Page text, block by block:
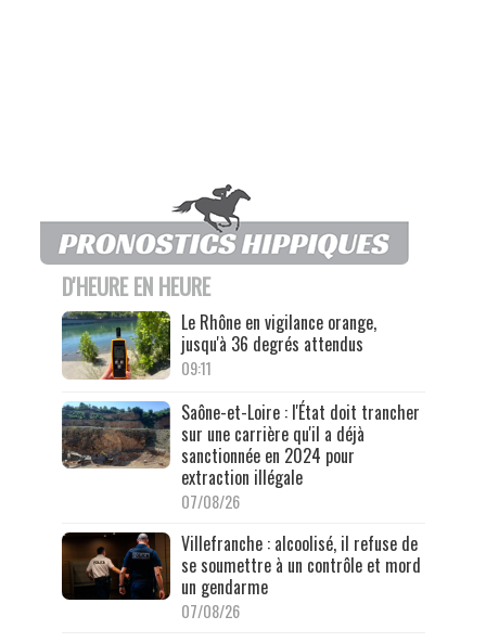
D'HEURE EN HEURE
Le Rhône en vigilance orange,
jusqu'à 36 degrés attendus
09:11
Saône-et-Loire : l'État doit trancher
sur une carrière qu'il a déjà
sanctionnée en 2024 pour
extraction illégale
07/08/26
Villefranche : alcoolisé, il refuse de
se soumettre à un contrôle et mord
un gendarme
07/08/26